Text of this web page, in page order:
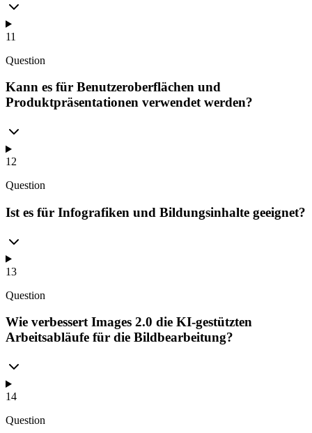
11
Question
Kann es für Benutzeroberflächen und
Produktpräsentationen verwendet werden?
12
Question
Ist es für Infografiken und Bildungsinhalte geeignet?
13
Question
Wie verbessert Images 2.0 die KI-gestützten
Arbeitsabläufe für die Bildbearbeitung?
14
Question